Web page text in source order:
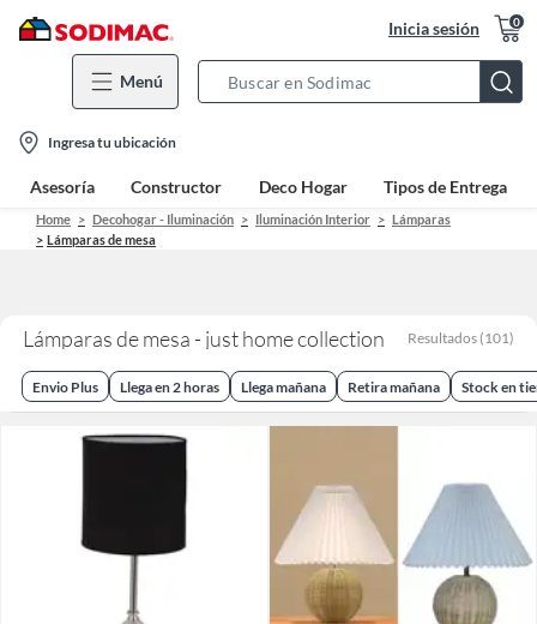
Inicia sesión 0
Menú
Bar
location-
icon
Ingresa tu ubicación
Asesoría Constructor Deco Hogar Tipos de Entrega
Home Decohogar - Iluminación Iluminación Interior
Lámparas
Lámparas de mesa
Lámparas de mesa - just home collection Resultados (101)
Envio Plus Llega en 2 horas Llega mañana Retira mañana Stock en